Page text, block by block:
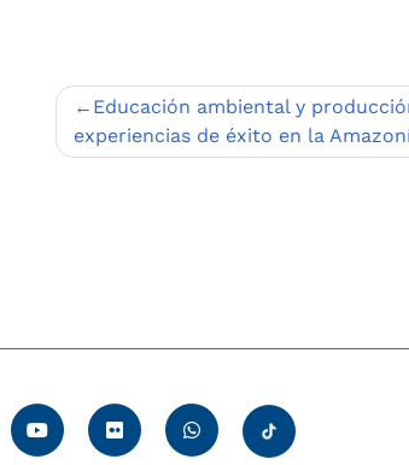
Navegación
de
Educación ambiental y
experiencias de éxito en la